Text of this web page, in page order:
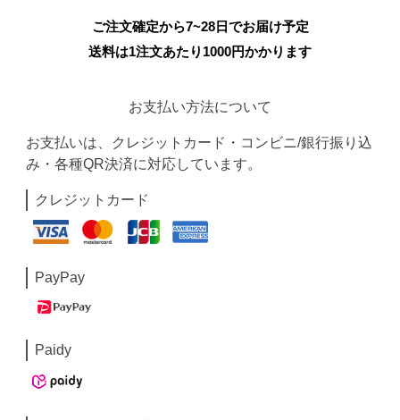
ご注文確定から7~28日でお届け予定
送料は1注文あたり 1000円かかります
お支払い方法について
お支払いは、クレジットカード・コンビニ/銀行振り込
み・各種QR決済に対応しています。
クレジットカード
PayPay
Paidy